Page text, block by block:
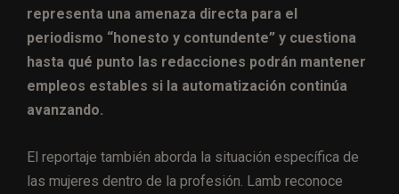
representa una amenaza directa para el
periodismo “honesto y contundente” y cuestiona
hasta qué punto las redacciones podrán mantener
empleos estables si la automatización continúa
avanzando.
El reportaje también aborda la situación específica de
las mujeres dentro de la profesión. Lamb reconoce